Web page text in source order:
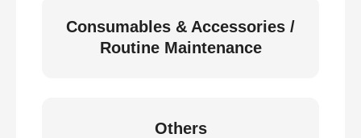
Consumables & Accessories /
Routine Maintenance
Others